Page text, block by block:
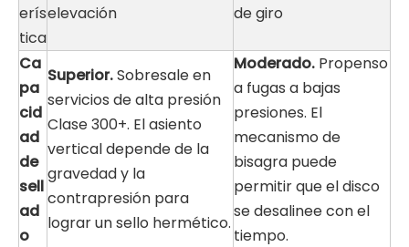
erís
tica
elevación
de giro
Ca
pa
cid
ad
de
sell
ad
o
Superior.Sobresale en
servicios de alta presión
Clase 300+. El asiento
vertical depende de la
gravedad y la
contrapresión para
lograr un sello hermético.
Moderado. Propenso
a fugas a bajas
presiones. El
mecanismo de
bisagra puede
permitir que el disco
se desalinee con el
tiempo.